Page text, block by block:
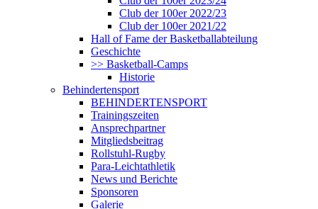
Club der 100er 2022/23
Club der 100er 2021/22
Hall of Fame der Basketballabteilung
Geschichte
>> Basketball-Camps
Historie
Behindertensport
BEHINDERTENSPORT
Trainingszeiten
Ansprechpartner
Mitgliedsbeitrag
Rollstuhl-Rugby
Para-Leichtathletik
News und Berichte
Sponsoren
Galerie